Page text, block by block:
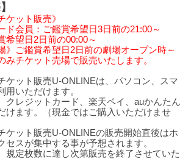
ケット販売》
会員：ご鑑賞希望日3日前の21:00～
望日2日前の00:00～
》ご鑑賞希望日2日前の劇場オープン時～
チケット売場で販売いたします。
ケット販売U-ONLINEは、パソコン、スマ
用いただけます。
クレジットカード、楽天ペイ、auかんたん
けます。（現金ではご購入いただけませ
ケット販売U-ONLINEの販売開始直後はホ
セスが集中する事が予想されます。
規定枚数に達し次第販売を終了させていた